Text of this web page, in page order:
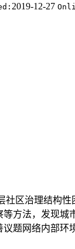
2019-12-27
社区治理结构
方法，发现
题网络内部